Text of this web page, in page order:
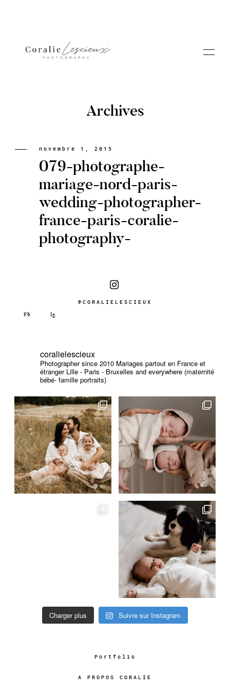
Portfolio
A PROPOS CORALIE
Contact
Archives
novembre 1, 2015
079-photographe-
mariage-nord-paris-
wedding-photographer-
france-paris-coralie-
photography-
@CORALIELESCIEUX
coralielescieux
Photographer since 2010 Mariages partout en France et
étranger Lille - Paris - Bruxelles and everywhere (maternité
bébé- famille portraits)
Charger plus Suivre sur Instagram
Portfolio
A PROPOS CORALIE